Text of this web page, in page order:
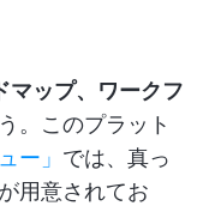
マップ、ワークフ
。このプラット
ー」 では、真っ
用意されてお